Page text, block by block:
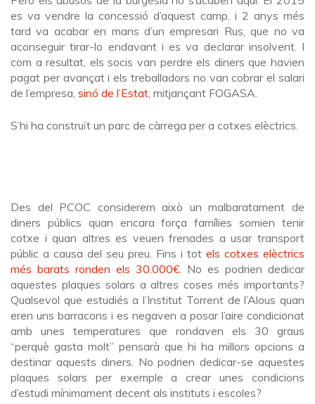
es va vendre la concessió d’aquest camp, i 2 anys més
tard va acabar en mans d’un empresari Rus, que no va
aconseguir tirar-lo endavant i es va declarar insolvent. I
com a resultat, els socis van perdre els diners que havien
pagat per avançat i els treballadors no van cobrar el salari
de l’empresa, sinó de l’Estat , mitjançant FOGASA.
S’hi ha construït un parc de càrrega per a cotxes elèctrics.
Des del PCOC considerem això un malbaratament de
diners públics quan encara força famílies somien tenir
cotxe i quan altres es veuen frenades a usar transport
públic a causa del seu preu. Fins i tot els cotxes elèctrics
més barats ronden els 30.000€. No es podrien dedicar
aquestes plaques solars a altres coses més importants?
Qualsevol que estudiés a l’Institut Torrent de l’Alous quan
eren uns barracons i es negaven a posar l’aire condicionat
amb unes temperatures que rondaven els 30 graus
“perquè gasta molt” pensarà que hi ha millors opcions a
destinar aquests diners. No podrien dedicar-se aquestes
plaques solars per exemple a crear unes condicions
d’estudi mínimament decent als instituts i escoles?